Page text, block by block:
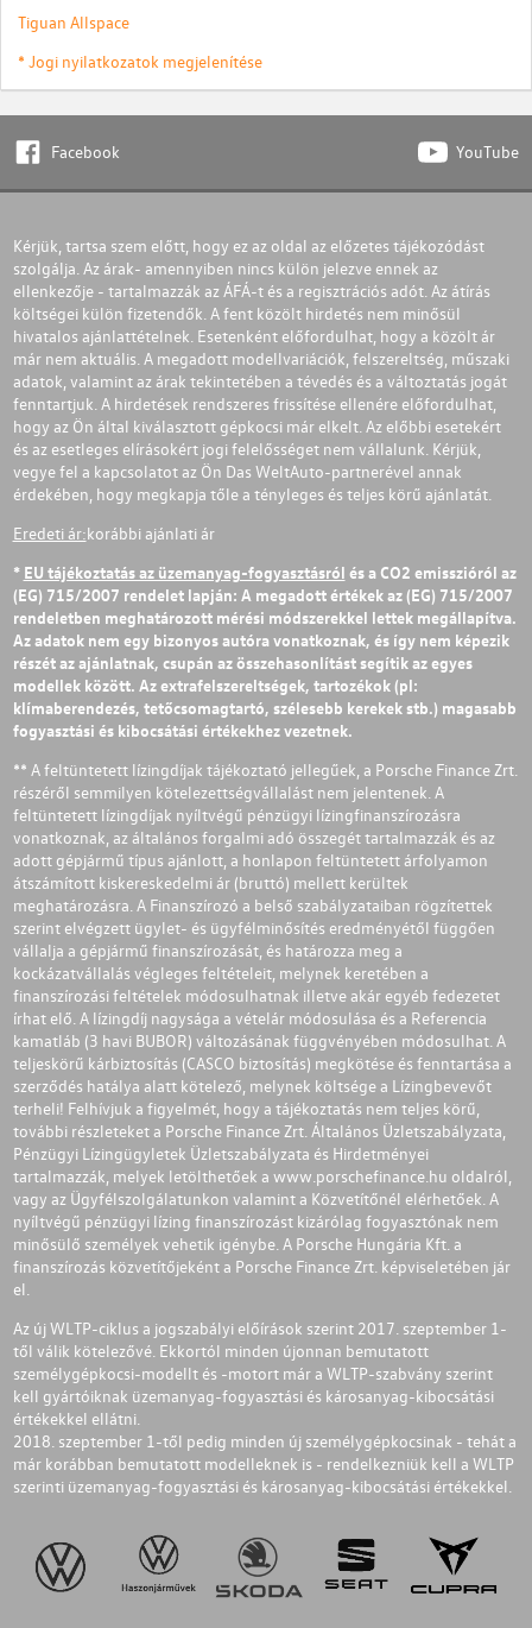
Tiguan Allspace
* Jogi nyilatkozatok megjelenítése
Facebook YouTube
Kérjük, tartsa szem előtt, hogy ez az oldal az előzetes tájékozódást
szolgálja. Az árak- amennyiben nincs külön jelezve ennek az
ellenkezője - tartalmazzák az ÁFÁ-t és a regisztrációs adót. Az átírás
költségei külön fizetendők. A fent közölt hirdetés nem minősül
hivatalos ajánlattételnek. Esetenként előfordulhat, hogy a közölt ár
már nem aktuális. A megadott modellvariációk, felszereltség, műszaki
adatok, valamint az árak tekintetében a tévedés és a változtatás jogát
fenntartjuk. A hirdetések rendszeres frissítése ellenére előfordulhat,
hogy az Ön által kiválasztott gépkocsi már elkelt. Az előbbi esetekért
és az esetleges elírásokért jogi felelősséget nem vállalunk. Kérjük,
vegye fel a kapcsolatot az Ön Das WeltAuto-partnerével annak
érdekében, hogy megkapja tőle a tényleges és teljes körű ajánlatát.
Eredeti ár:korábbi ajánlati ár
* EU tájékoztatás az üzemanyag-fogyasztásról és a CO2 emisszióról az
(EG) 715/2007 rendelet lapján: A megadott értékek az (EG) 715/2007
rendeletben meghatározott mérési módszerekkel lettek megállapítva.
Az adatok nem egy bizonyos autóra vonatkoznak, és így nem képezik
részét az ajánlatnak, csupán az összehasonlítást segítik az egyes
modellek között. Az extrafelszereltségek, tartozékok (pl:
klímaberendezés, tetőcsomagtartó, szélesebb kerekek stb.) magasabb
fogyasztási és kibocsátási értékekhez vezetnek.
** A feltüntetett lízingdíjak tájékoztató jellegűek, a Porsche Finance Zrt.
részéről semmilyen kötelezettségvállalást nem jelentenek. A
feltüntetett lízingdíjak nyíltvégű pénzügyi lízingfinanszírozásra
vonatkoznak, az általános forgalmi adó összegét tartalmazzák és az
adott gépjármű típus ajánlott, a honlapon feltüntetett árfolyamon
átszámított kiskereskedelmi ár (bruttó) mellett kerültek
meghatározásra. A Finanszírozó a belső szabályzataiban rögzítettek
szerint elvégzett ügylet- és ügyfélminősítés eredményétől függően
vállalja a gépjármű finanszírozását, és határozza meg a
kockázatvállalás végleges feltételeit, melynek keretében a
finanszírozási feltételek módosulhatnak illetve akár egyéb fedezetet
írhat elő. A lízingdíj nagysága a vételár módosulása és a Referencia
kamatláb (3 havi BUBOR) változásának függvényében módosulhat. A
teljeskörű kárbiztosítás (CASCO biztosítás) megkötése és fenntartása a
szerződés hatálya alatt kötelező, melynek költsége a Lízingbevevőt
terheli! Felhívjuk a figyelmét, hogy a tájékoztatás nem teljes körű,
további részleteket a Porsche Finance Zrt. Általános Üzletszabályzata,
Pénzügyi Lízingügyletek Üzletszabályzata és Hirdetményei
tartalmazzák, melyek letölthetőek a www.porschefinance.hu oldalról,
vagy az Ügyfélszolgálatunkon valamint a Közvetítőnél elérhetőek. A
nyíltvégű pénzügyi lízing finanszírozást kizárólag fogyasztónak nem
minősülő személyek vehetik igénybe. A Porsche Hungária Kft. a
finanszírozás közvetítőjeként a Porsche Finance Zrt. képviseletében jár
el.
Az új WLTP-ciklus a jogszabályi előírások szerint 2017. szeptember 1-
től válik kötelezővé. Ekkortól minden újonnan bemutatott
személygépkocsi-modellt és -motort már a WLTP-szabvány szerint
kell gyártóiknak üzemanyag-fogyasztási és károsanyag-kibocsátási
értékekkel ellátni.
2018. szeptember 1-től pedig minden új személygépkocsinak - tehát a
már korábban bemutatott modelleknek is - rendelkezniük kell a WLTP
szerinti üzemanyag-fogyasztási és károsanyag-kibocsátási értékekkel.